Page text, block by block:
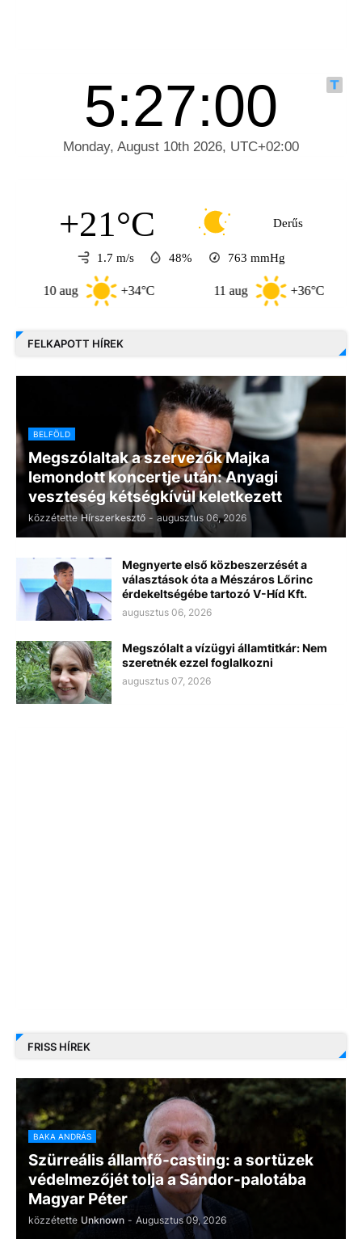
+21°C Derűs
1.7 m/s 48% 763 mmHg
+34°C +36°C
FELKAPOTT HÍREK
BELFÖLD
Megszólaltak a szervezők Majka
lemondott koncertje után: Anyagi
veszteség kétségkívül keletkezett
közzétette Hírszerkesztő - augusztus 06, 2026
Megnyerte első közbeszerzését a
választások óta a Mészáros Lőrinc
érdekeltségébe tartozó V-Híd Kft.
augusztus 06, 2026
Megszólalt a vízügyi államtitkár: Nem
szeretnék ezzel foglalkozni
augusztus 07, 2026
FRISS HÍREK
BAKA ANDRÁS
Szürreális államfő-casting: a sortüzek
védelmezőjét tolja a Sándor-palotába
Magyar Péter
közzétette Unknown - Augusztus 09, 2026